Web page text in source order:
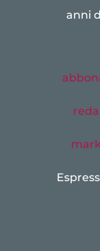
anni